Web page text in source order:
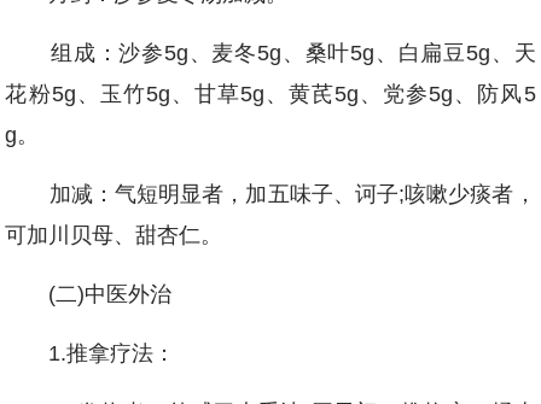
组成：沙参5g、麦冬5g、桑叶5g、白扁豆5g、天
花粉5g、玉竹5g、甘草5g、黄芪5g、党参5g、防风5
g。
加减：气短明显者，加五味子、诃子;咳嗽少痰者，
可加川贝母、甜杏仁。
(二)中医外治
1.推拿疗法：